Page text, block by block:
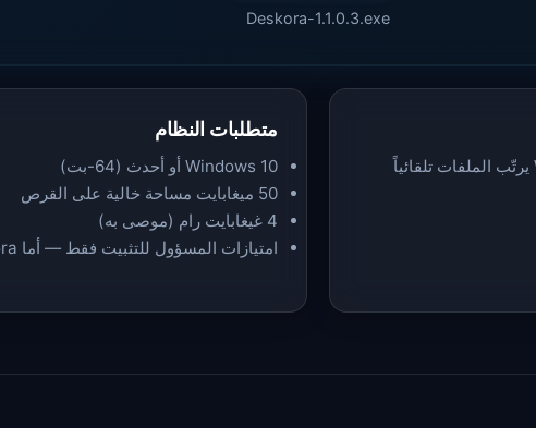
Deskora-1.1.0.3.exe
Deskora هو منظّم سطح مكتب مجاني لنظام Windows يرتّب الملفات تلقائياً
متطلبات النظام
Windows 10 أو أحدث (64-بت)
50 ميغابايت مساحة خالية على القرص
4 غيغابايت رام (موصى به)
امتيازات المسؤول للتثبيت فقط — أما Deskora نفسه فيعمل بدونها